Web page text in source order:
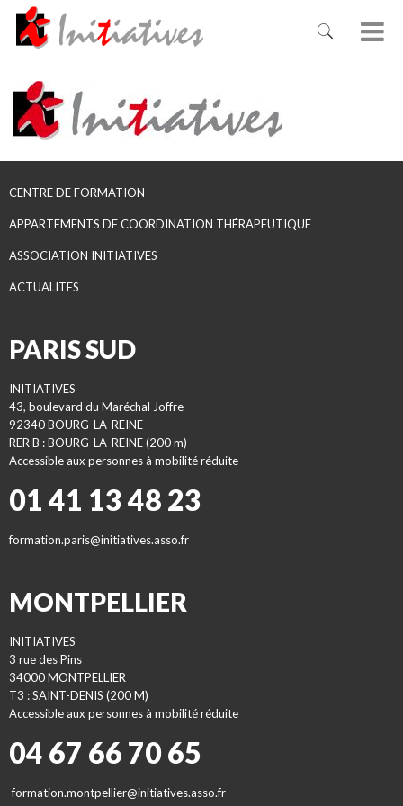
CENTRE DE FORMATION
APPARTEMENTS DE COORDINATION THÉRAPEUTIQUE
ASSOCIATION INITIATIVES
ACTUALITES
PARIS SUD
INITIATIVES
43, boulevard du Maréchal Joffre
92340 BOURG-LA-REINE
RER B : BOURG-LA-REINE (200 m)
Accessible aux personnes à mobilité réduite
01 41 13 48 23
formation.paris@initiatives.asso.fr
MONTPELLIER
INITIATIVES
3 rue des Pins
34000 MONTPELLIER
T3 : SAINT-DENIS (200 M)
Accessible aux personnes à mobilité réduite
04 67 66 70 65
formation.montpellier@initiatives.asso.fr